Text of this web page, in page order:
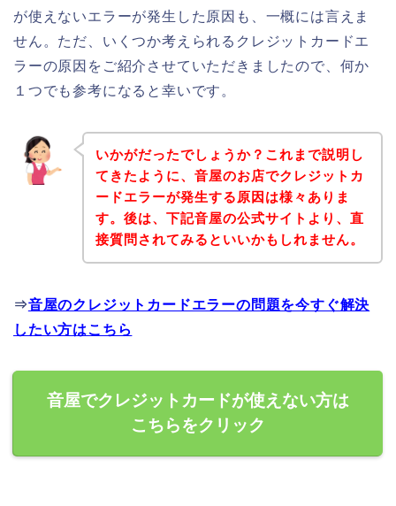
が使えないエラーが発生した原因も、一概には言えま
せん。ただ、いくつか考えられるクレジットカードエ
ラーの原因をご紹介させていただきましたので、何か
１つでも参考になると幸いです。
いかがだったでしょうか？これまで説明し
てきたように、音屋のお店でクレジットカ
ードエラーが発生する原因は様々ありま
す。後は、下記音屋の公式サイトより、直
接質問されてみるといいかもしれません。
⇒音屋のクレジットカードエラーの問題を今すぐ解決
したい方はこちら
音屋でクレジットカードが使えない方は
こちらをクリック